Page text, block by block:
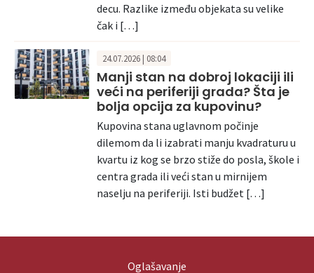
decu. Razlike između objekata su velike
čak i […]
24.07.2026 | 08:04
Manji stan na dobroj lokaciji ili
veći na periferiji grada? Šta je
bolja opcija za kupovinu?
Kupovina stana uglavnom počinje
dilemom da li izabrati manju kvadraturu u
kvartu iz kog se brzo stiže do posla, škole i
centra grada ili veći stan u mirnijem
naselju na periferiji. Isti budžet […]
Oglašavanje